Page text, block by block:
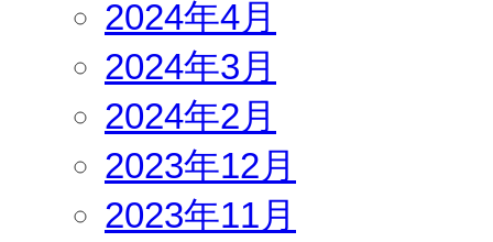
2024年4月
2024年3月
2024年2月
2023年12月
2023年11月